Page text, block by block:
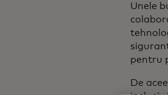
Unele
pentru
De